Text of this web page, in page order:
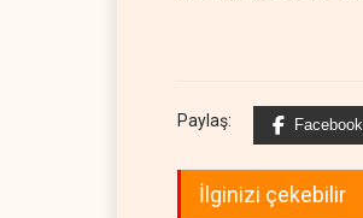
Paylaş: Facebook
İlginizi çekebilir